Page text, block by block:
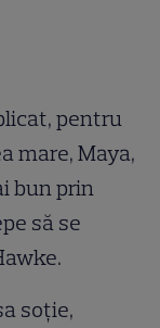
pentru
mare, Maya,
bun prin
să se
soţie,